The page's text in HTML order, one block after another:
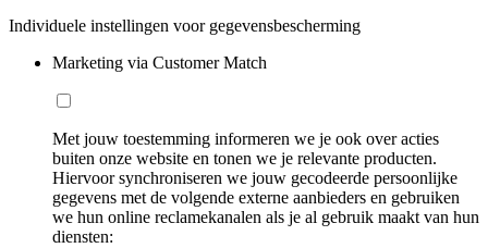
Individuele instellingen voor gegevensbescherming
Marketing via Customer Match
Met jouw toestemming informeren we je ook over acties
buiten onze website en tonen we je relevante producten.
Hiervoor synchroniseren we jouw gecodeerde persoonlijke
gegevens met de volgende externe aanbieders en gebruiken
we hun online reclamekanalen als je al gebruik maakt van hun
diensten: